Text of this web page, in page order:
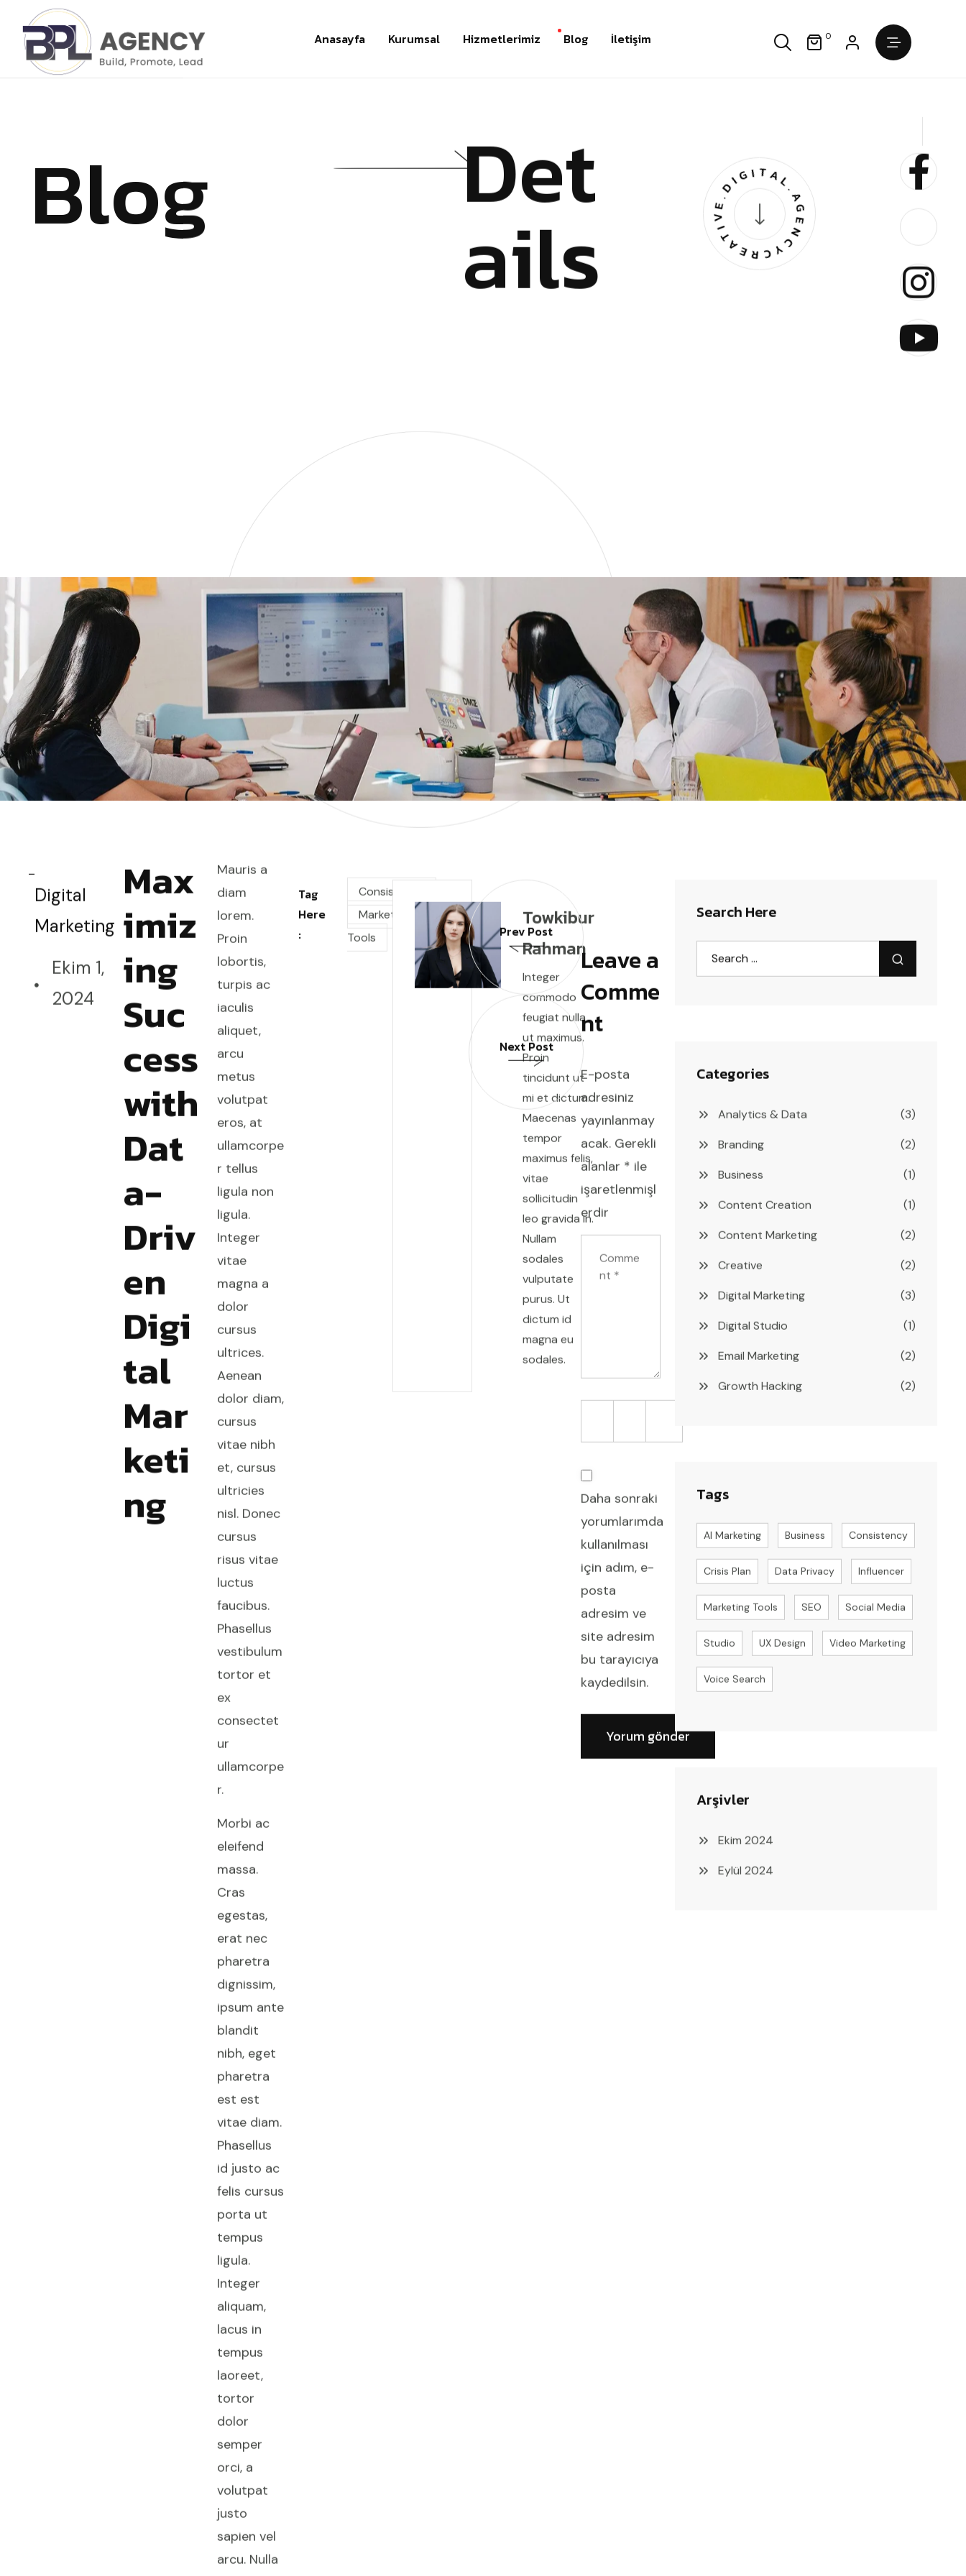
Anasayfa Kurumsal Hizmetlerimiz Blog İletişim 0
Blog Det
ails CREATIVE.DIGITAL.AGENCY.
Digital
Marketing
Ekim 1,
2024
Max
imiz
ing
Suc
cess
with
Dat
a-
Driv
en
Digi
tal
Mar
keti
ng
Mauris a
diam
lorem.
Proin
lobortis,
turpis ac
iaculis
aliquet,
arcu
metus
volutpat
eros, at
ullamcorpe
r tellus
ligula non
ligula.
Integer
vitae
magna a
dolor
cursus
ultrices.
Aenean
dolor diam,
cursus
vitae nibh
et, cursus
ultricies
nisl. Donec
cursus
risus vitae
luctus
faucibus.
Phasellus
vestibulum
tortor et
ex
consectet
ur
ullamcorpe
r.
Morbi ac
eleifend
massa.
Cras
egestas,
erat nec
pharetra
dignissim,
ipsum ante
blandit
nibh, eget
pharetra
est est
vitae diam.
Phasellus
id justo ac
felis cursus
porta ut
tempus
ligula.
Integer
aliquam,
lacus in
tempus
laoreet,
tortor
dolor
semper
orci, a
volutpat
justo
sapien vel
arcu. Nulla
Tag
Here
:
Consistency
Marketing
Tools
Towkibur
Rahman
Integer
commodo
feugiat nulla
ut maximus.
Proin
tincidunt ut
mi et dictum.
Maecenas
tempor
maximus felis,
vitae
sollicitudin
leo gravida in.
Nullam
sodales
vulputate
purus. Ut
dictum id
magna eu
sodales.
Prev Post
Next Post
Leave a
Comme
nt
E-posta
adresiniz
yayınlanmay
acak. Gerekli
alanlar * ile
işaretlenmişl
erdir
Daha sonraki
yorumlarımda
kullanılması
için adım, e-
posta
adresim ve
site adresim
bu tarayıcıya
kaydedilsin.
Search Here
Categories
Analytics & Data
(3)
Branding
(2)
Business
(1)
Content Creation
(1)
Content Marketing
(2)
Creative
(2)
Digital Marketing
(3)
Digital Studio
(1)
Email Marketing
(2)
Growth Hacking
(2)
Tags
AI Marketing Business Consistency
Crisis Plan Data Privacy Influencer
Marketing Tools SEO Social Media
Studio UX Design Video Marketing
Voice Search
Arşivler
Ekim 2024
Eylül 2024